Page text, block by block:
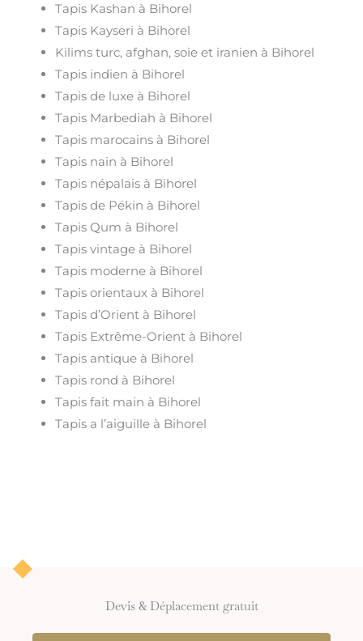
Tapis Kashan à Bihorel
Tapis Kayseri à Bihorel
Kilims turc, afghan, soie et iranien à Bihorel
Tapis indien à Bihorel
Tapis de luxe à Bihorel
Tapis Marbediah à Bihorel
Tapis marocains à Bihorel
Tapis nain à Bihorel
Tapis népalais à Bihorel
Tapis de Pékin à Bihorel
Tapis Qum à Bihorel
Tapis vintage à Bihorel
Tapis moderne à Bihorel
Tapis orientaux à Bihorel
Tapis d’Orient à Bihorel
Tapis Extrême-Orient à Bihorel
Tapis antique à Bihorel
Tapis rond à Bihorel
Tapis fait main à Bihorel
Tapis a l’aiguille à Bihorel
Devis & Déplacement gratuit